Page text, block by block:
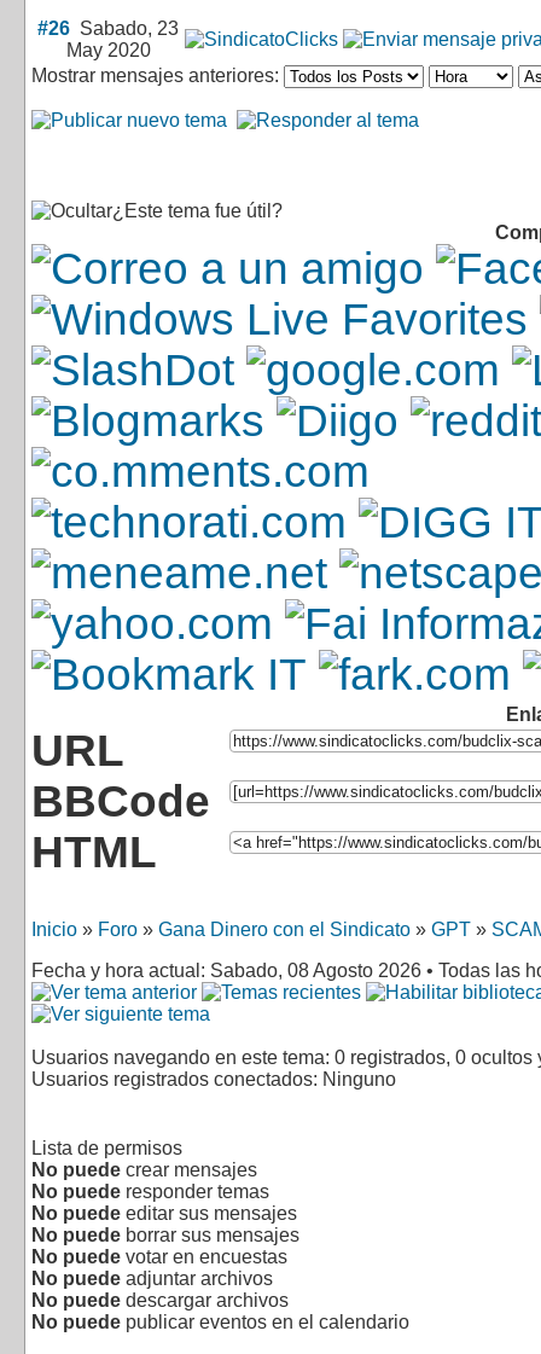
#26 Sabado, 23
May 2020
Mostrar mensajes anteriores:
¿Este tema fue útil?
URL
BBCode
HTML
Inicio » Foro » Gana Dinero con el Sindicato » GPT »
Fecha y hora actual: Sabado, 08 Agosto 2026 • Todas las
Usuarios navegando en este tema: 0 registrados, 0 ocultos
Usuarios registrados conectados: Ninguno
Lista de permisos
No puede crear mensajes
No puede responder temas
No puede editar sus mensajes
No puede borrar sus mensajes
No puede votar en encuestas
No puede adjuntar archivos
No puede descargar archivos
No puede publicar eventos en el calendario